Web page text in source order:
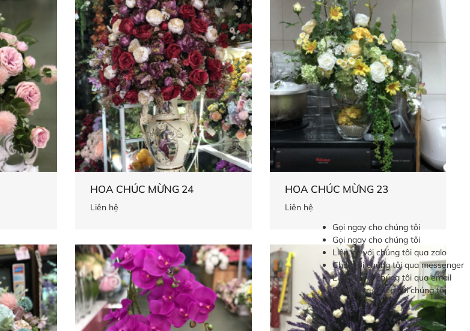
HOA CHÚC MỪNG 24
Liên hệ
HOA CHÚC MỪNG 23
Liên hệ
Gọi ngay cho chúng tôi
Gọi ngay cho chúng tôi
Liên hệ với chúng tôi qua zalo
Chat với chúng tôi qua messenger
Liên hệ với chúng tôi qua email
Liên hệ trực tiếp với chúng tôi